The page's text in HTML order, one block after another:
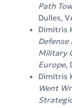
Path
Dulles,
Dimitris
Military
Europe,
Dimitris
Went